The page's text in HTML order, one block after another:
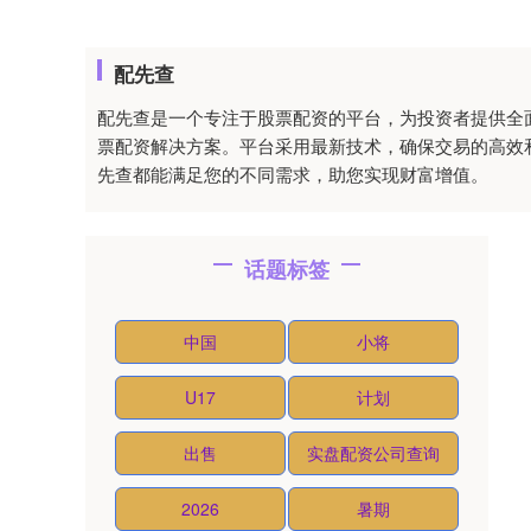
配先查
配先查是一个专注于股票配资的平台，为投资者提供
票配资解决方案。平台采用最新技术，确保交易的高
先查都能满足您的不同需求，助您实现财富增值。
话题标签
中国 小将
U17 计划
出售 实盘配资公司查询
2026 暑期